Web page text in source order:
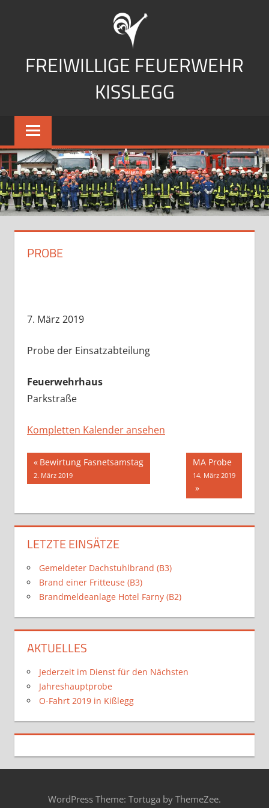
FREIWILLIGE FEUERWEHR
KISSLEGG
PROBE
7. März 2019
Probe der Einsatzabteilung
Feuerwehrhaus
Parkstraße
Kompletten Kalender ansehen
Beitragsnavigation
Bewirtung Fasnetsamstag
2. März 2019
MA Probe
14. März 2019
LETZTE EINSÄTZE
Gemeldeter Dachstuhlbrand (B3)
Brand einer Fritteuse (B3)
Brandmeldeanlage Hotel Farny (B2)
AKTUELLES
Jederzeit im Dienst für den Nächsten
Jahreshauptprobe
O-Fahrt 2019 in Kißlegg
WordPress Theme: Tortuga by ThemeZee.